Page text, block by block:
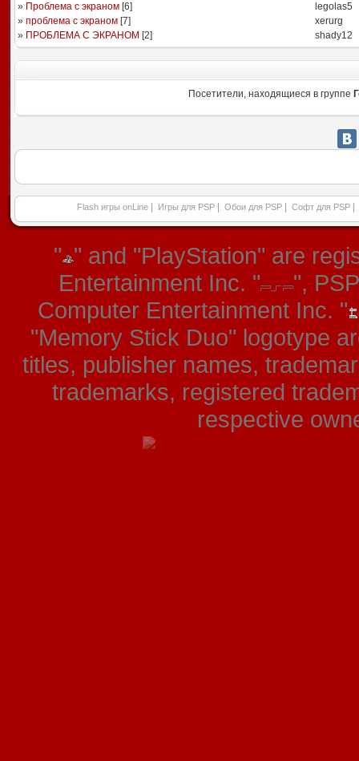
» Проблема с экраном[6]
legolas5
» проблема с экраном[7]
xerurg
» ПРОБЛЕМА С ЭКРАНОМ [2] shady12
Посетители, находящиеся в группе
Flash игры onLine Игры для PSP Обои для PSP Софт для PSP
" " and "PlayStation" are
Entertainment Inc. "
",
Computer Entertainment Inc. "
"Memory Stick Duo" logotype
titles, publisher names,
trademarks, registered
respective